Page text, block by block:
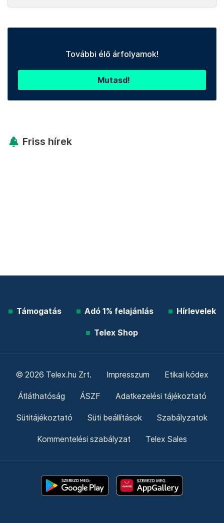
További élő árfolyamok!
Mutasd!
Friss hírek
Támogatás Adó 1% felajánlás Hírlevelek
Telex Shop
© 2026 Telex.hu Zrt. Impresszum Etikai kódex
Átláthatóság ÁSZF Adatkezelési tájékoztató
Sütitájékoztató Süti beállítások Szabályzatok
Kommentelési szabályzat Telex Sales